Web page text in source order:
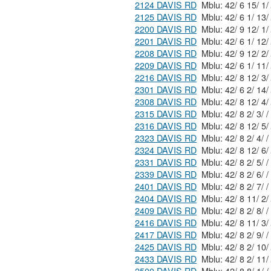
2124 DAVIS RD
2125 DAVIS RD
2200 DAVIS RD
2201 DAVIS RD
2208 DAVIS RD
2209 DAVIS RD
2216 DAVIS RD
2301 DAVIS RD
2308 DAVIS RD
2315 DAVIS RD
Mblu: 42/ 8 2/ 3/ /
2316 DAVIS RD
2323 DAVIS RD
Mblu: 42/ 8 2/ 4/ /
2324 DAVIS RD
2331 DAVIS RD
Mblu: 42/ 8 2/ 5/ /
2339 DAVIS RD
Mblu: 42/ 8 2/ 6/ /
2401 DAVIS RD
Mblu: 42/ 8 2/ 7/ /
2404 DAVIS RD
2409 DAVIS RD
Mblu: 42/ 8 2/ 8/ /
2416 DAVIS RD
2417 DAVIS RD
Mblu: 42/ 8 2/ 9/ /
2425 DAVIS RD
2433 DAVIS RD